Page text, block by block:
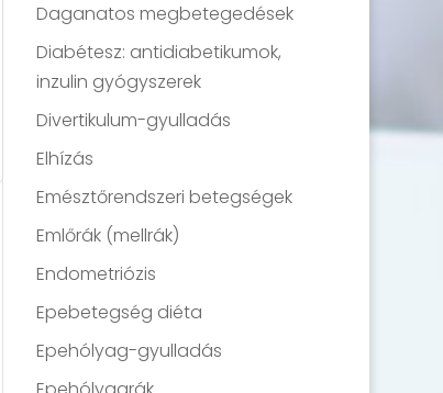
Daganatos megbetegedések
Diabétesz: antidiabetikumok,
inzulin gyógyszerek
Divertikulum-gyulladás
Elhízás
Emésztőrendszeri betegségek
Emlőrák (mellrák)
Endometriózis
Epebetegség diéta
Epehólyag-gyulladás